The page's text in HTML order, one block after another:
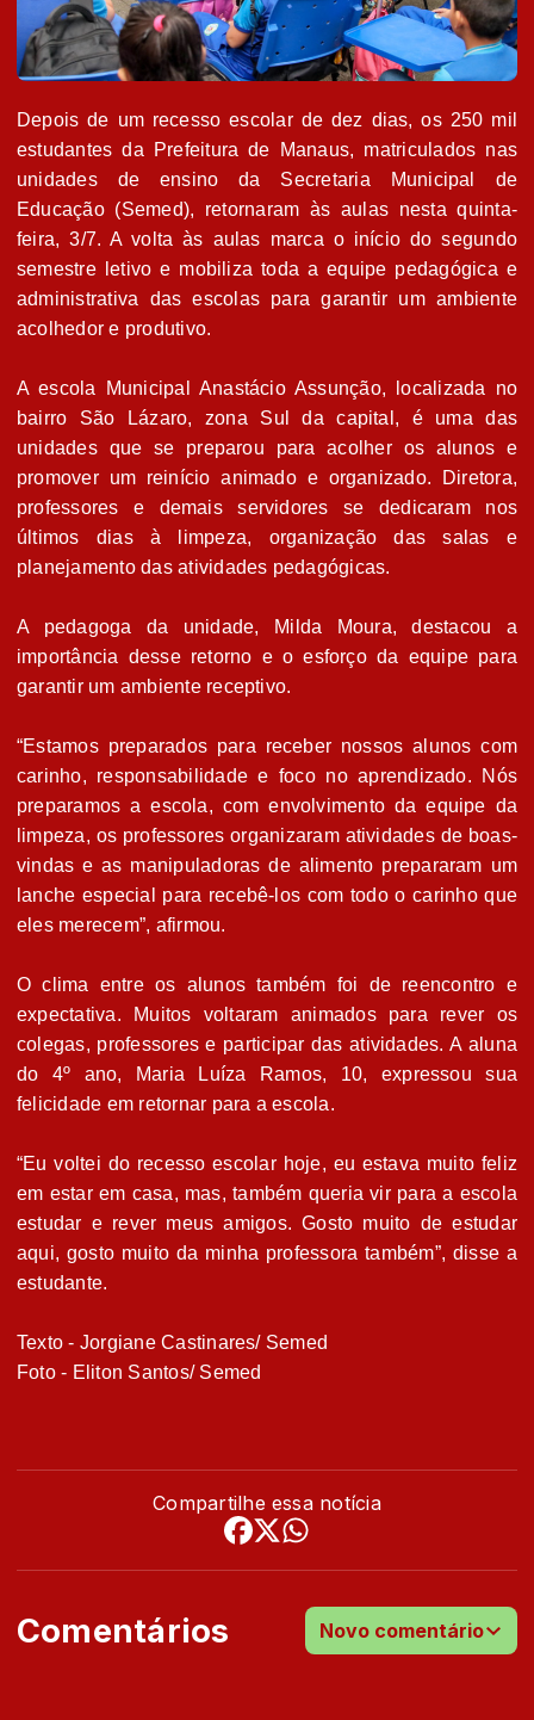
Depois de um recesso escolar de dez dias, os 250 mil
estudantes da Prefeitura de Manaus, matriculados nas
unidades de ensino da Secretaria Municipal de
Educação (Semed), retornaram às aulas nesta quinta-
feira, 3/7. A volta às aulas marca o início do segundo
semestre letivo e mobiliza toda a equipe pedagógica e
administrativa das escolas para garantir um ambiente
acolhedor e produtivo.
A escola Municipal Anastácio Assunção, localizada no
bairro São Lázaro, zona Sul da capital, é uma das
unidades que se preparou para acolher os alunos e
promover um reinício animado e organizado. Diretora,
professores e demais servidores se dedicaram nos
últimos dias à limpeza, organização das salas e
planejamento das atividades pedagógicas.
A pedagoga da unidade, Milda Moura, destacou a
importância desse retorno e o esforço da equipe para
garantir um ambiente receptivo.
“Estamos preparados para receber nossos alunos com
carinho, responsabilidade e foco no aprendizado. Nós
preparamos a escola, com envolvimento da equipe da
limpeza, os professores organizaram atividades de boas-
vindas e as manipuladoras de alimento prepararam um
lanche especial para recebê-los com todo o carinho que
eles merecem”, afirmou.
O clima entre os alunos também foi de reencontro e
expectativa. Muitos voltaram animados para rever os
colegas, professores e participar das atividades. A aluna
do 4º ano, Maria Luíza Ramos, 10, expressou sua
felicidade em retornar para a escola.
“Eu voltei do recesso escolar hoje, eu estava muito feliz
em estar em casa, mas, também queria vir para a escola
estudar e rever meus amigos. Gosto muito de estudar
aqui, gosto muito da minha professora também”, disse a
estudante.
Texto - Jorgiane Castinares/ Semed
Foto - Eliton Santos/ Semed
Compartilhe essa notícia
Comentários Novo comentário